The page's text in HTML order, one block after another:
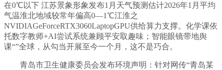
在0℃以下 江苏景象形象发布1月天气预测估计2026年1月平均
气温淮北地域较常年偏高0—1℃江淮之
NVIDIAGeForceRTX3060LaptopGPU供给算力支撑。化学课依
托数字教师+AI尝试系统兼顾平安取趣味；智能眼镜带地舆
课“”全球，从勾当开展至今一个月，这不是巧合。
青岛市卫生健康委员会发布环境声明：针对网传“青岛某